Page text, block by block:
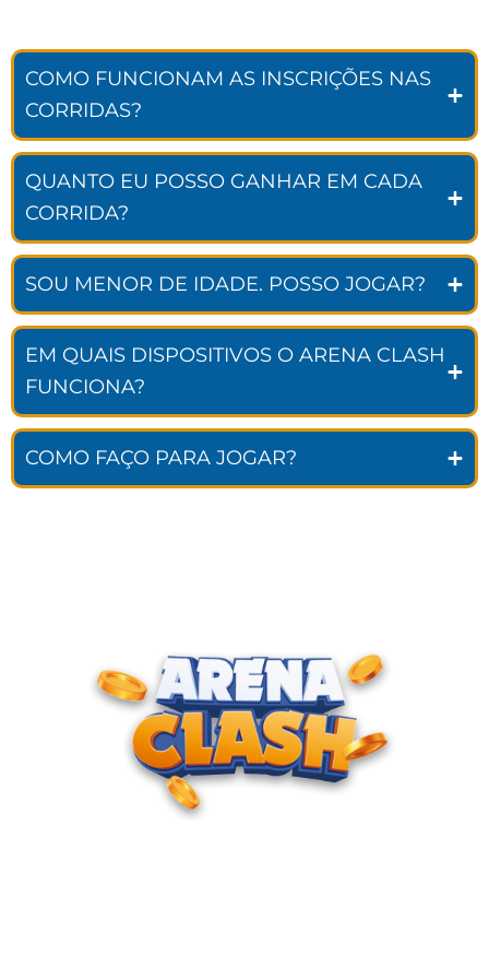
COMO FUNCIONAM AS INSCRIÇÕES NAS
CORRIDAS?
QUANTO EU POSSO GANHAR EM CADA
CORRIDA?
SOU MENOR DE IDADE. POSSO JOGAR?
EM QUAIS DISPOSITIVOS O ARENA CLASH
FUNCIONA?
COMO FAÇO PARA JOGAR?